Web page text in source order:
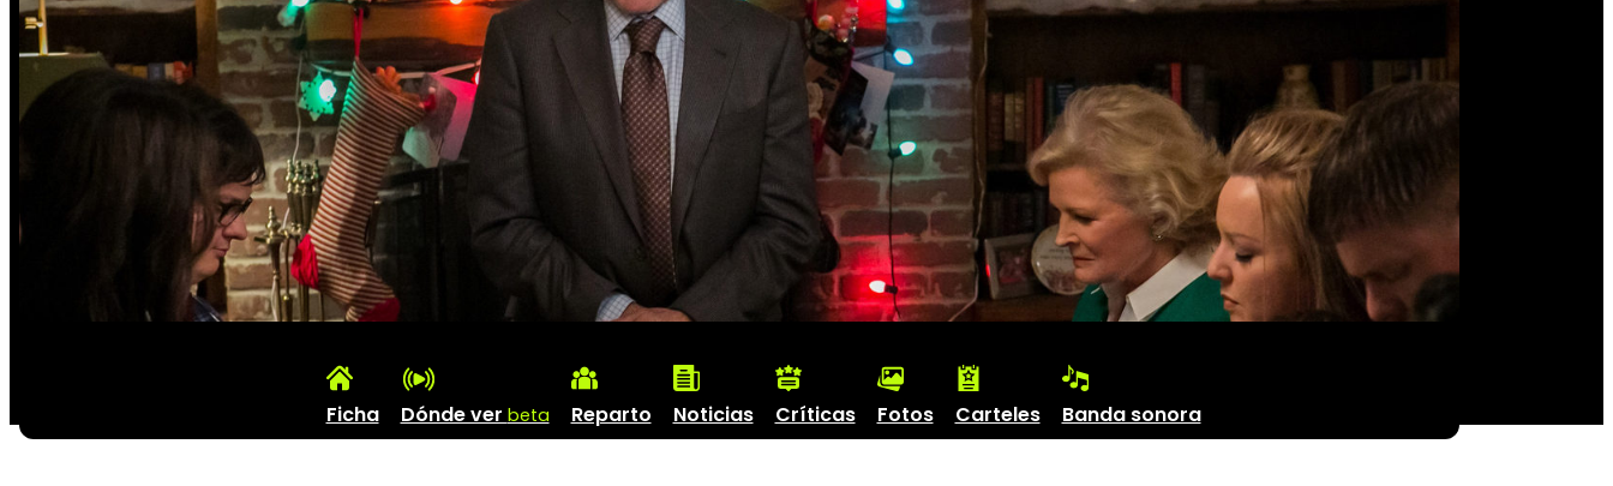
Ficha Dónde ver beta Reparto Noticias Críticas Fotos Carteles Banda sonora